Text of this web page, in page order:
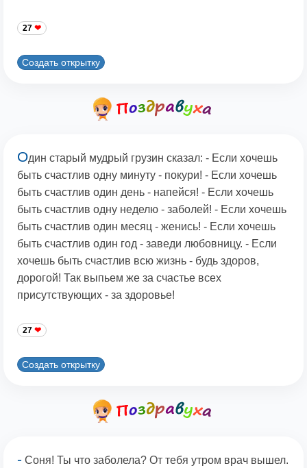
27
Создать открытку
Один старый мудрый грузин сказал: - Если хочешь
быть счастлив одну минуту - покури! - Если хочешь
быть счастлив один день - напейся! - Если хочешь
быть счастлив одну неделю - заболей! - Если хочешь
быть счастлив один месяц - женись! - Если хочешь
быть счастлив один год - заведи любовницу. - Если
хочешь быть счастлив всю жизнь - будь здоров,
дорогой! Так выпьем же за счастье всех
присутствующих - за здоровье!
27
Создать открытку
- Соня! Ты что заболела? От тебя утром врач вышел.